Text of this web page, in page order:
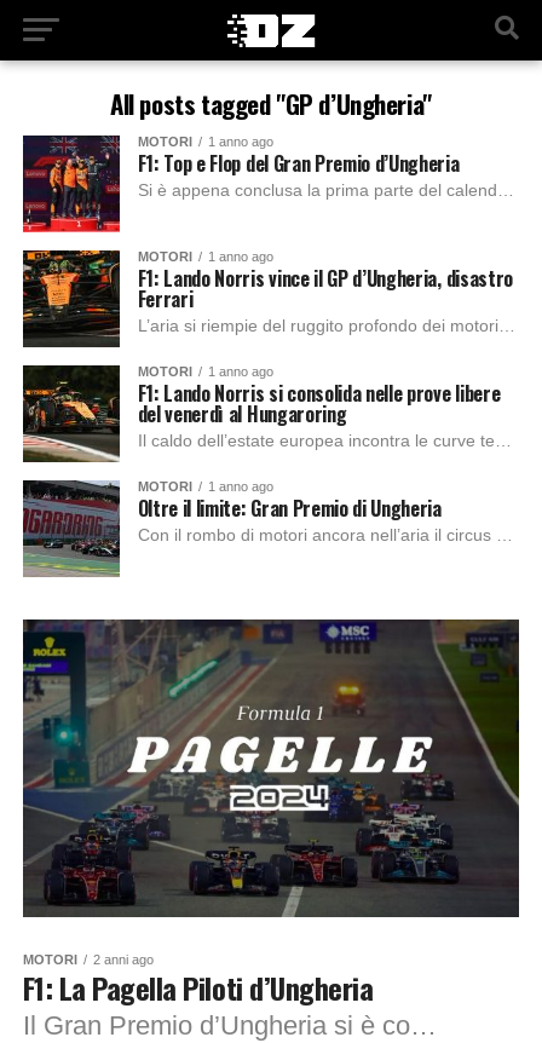
All posts tagged "GP d’Ungheria"
MOTORI 1 anno ago
F1: Top e Flop del Gran Premio d’Ungheria
MOTORI 1 anno ago
F1: Lando Norris vince il GP d’Ungheria, disastro
Ferrari
MOTORI 1 anno ago
F1: Lando Norris si consolida nelle prove libere
del venerdì al Hungaroring
MOTORI 1 anno ago
Oltre il limite: Gran Premio di Ungheria
MOTORI 2 anni ago
F1: La Pagella Piloti d’Ungheria
Il Gran Premio d’Ungheria si è concluso riservandoci sorprese e delusioni. Abbiamo visto la vittoria del giovane Oscar Piastri, ma anche la furia di Max Verstappen....